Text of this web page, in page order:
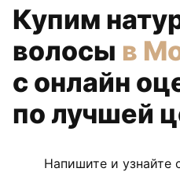
Купим
волосы в
с онлайн
по лучшей
Напишите и узнайте